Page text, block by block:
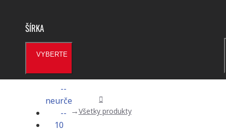
ŠÍRKA
VYBERTE
--
neurčené
--
10
Všetky produkty